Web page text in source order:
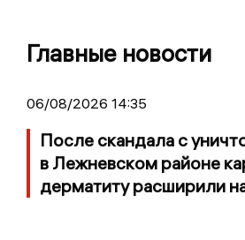
Главные новости
06/08/2026 14:35
После скандала с
в Лежневском районе
дерматиту расширили